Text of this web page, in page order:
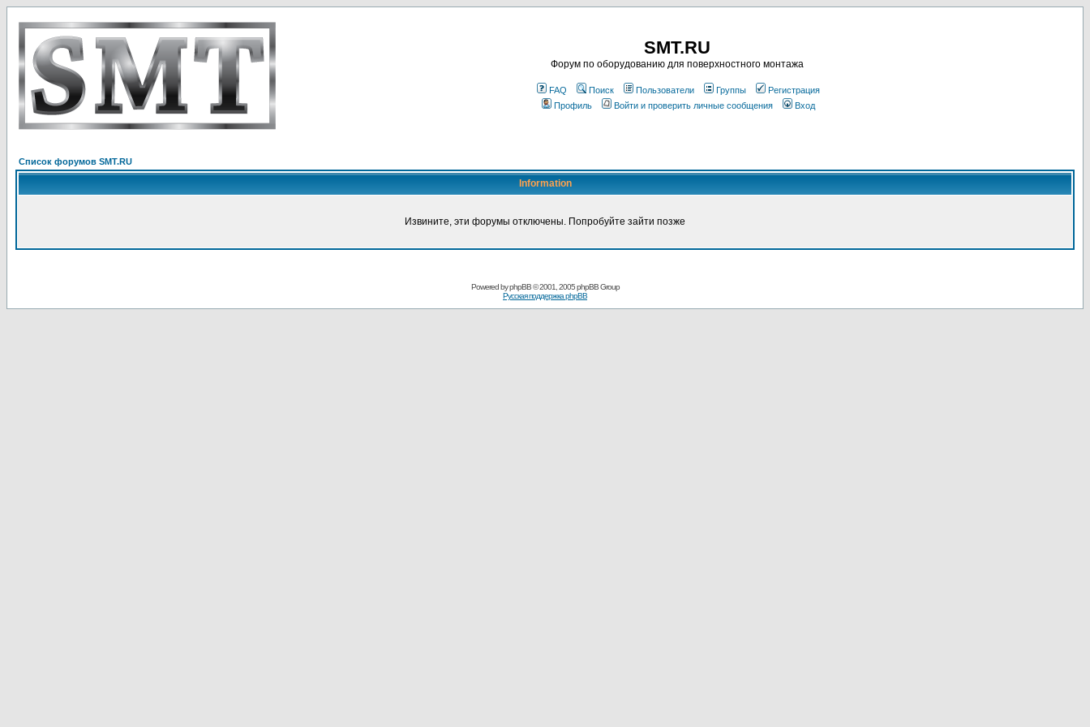
SMT.RU
Форум по оборудованию для поверхностного монтажа
FAQ Поиск Пользователи Группы
Регистрация
Профиль
Войти и проверить личные сообщения Вход
Список форумов SMT.RU
Information
Извините, эти форумы отключены. Попробуйте зайти позже
Powered byphpBB© 2001, 2005 phpBB Group
Русская поддержка phpBB